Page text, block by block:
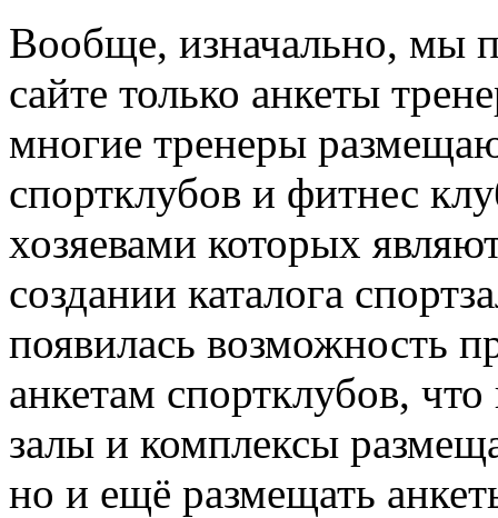
Вообще, изначально, мы
сайте только анкеты
многие тренеры
спортклубов и фитнес
хозяевами которых
создании каталога
появилась возможность
анкетам спортклубов,
залы и комплексы
но и ещё размещать